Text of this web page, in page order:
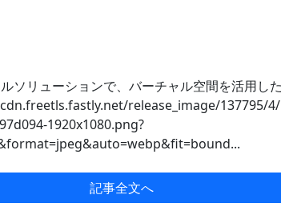
ソリューションで、バーチャル空間を活用し
release_image/137795/
1920x1080.png?
記事全文へ